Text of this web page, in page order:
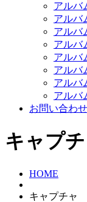
アルバ
アルバ
アルバ
アルバ
アルバ
アルバ
アルバ
アルバ
お問い合わせ
キャプ
HOME
キャプチャ